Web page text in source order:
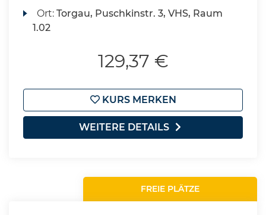
Ort:Torgau, Puschkinstr. 3, VHS, Raum
1.02
129,37 €
KURS MERKEN
WEITERE DETAILS
FREIE PLÄTZE